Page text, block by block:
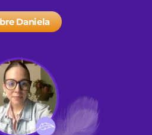
Daniela